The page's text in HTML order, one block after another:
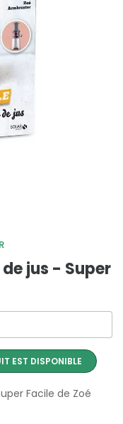
jus - Super
EST DISPONIBLE
Facile de Zoé